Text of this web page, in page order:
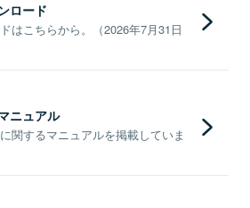
ロード
はこちらから。（2026年7月31日
ニュアル
関するマニュアルを掲載していま